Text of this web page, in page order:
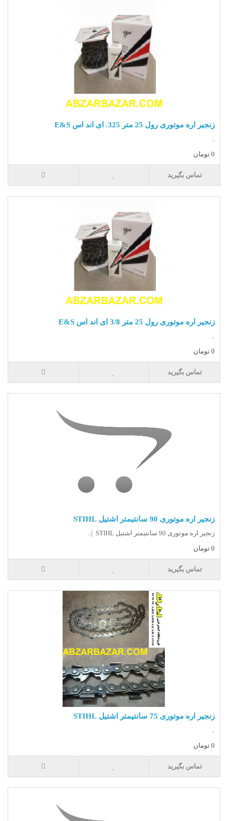
زنجیر اره موتوری رول 25 متر 325. ای اند اس E&S
..
0 تومان
تماس بگیرید
زنجیر اره موتوری رول 25 متر 3/8 ای اند اس E&S
..
0 تومان
تماس بگیرید
زنجیر اره موتوری 90 سانتیمتر اشتیل STIHL
زنجیر اره موتوری 90 سانتیمتر اشتیل STIHL |..
0 تومان
تماس بگیرید
زنجیر اره موتوری 75 سانتیمتر اشتیل STIHL
..
0 تومان
تماس بگیرید